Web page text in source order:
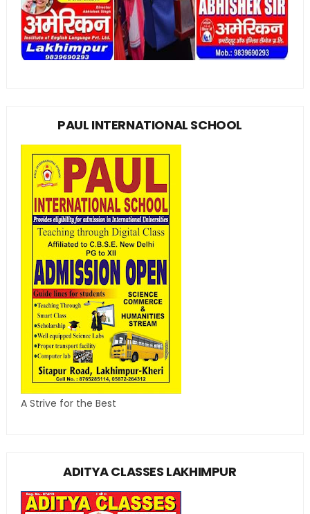
PAUL INTERNATIONAL SCHOOL
A Strive for the Best
ADITYA CLASSES LAKHIMPUR